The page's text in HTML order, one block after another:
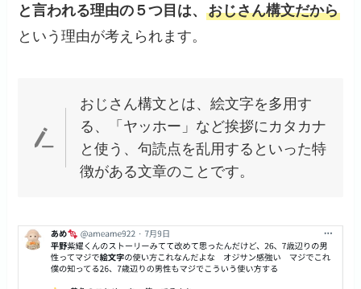
と言われる理由の５つ目は、おじさん構文だから
という理由が考えられます。
おじさん構文とは、絵文字を多用す
る、「ヤッホー」など挨拶にカタカナ
と使う、句読点を乱用するといった特
徴がある文章のことです。